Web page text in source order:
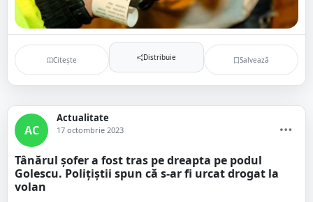
Citește Distribuie Salvează
AC
Actualitate
17 octombrie 2023
Tânărul șofer a fost tras pe dreapta pe podul
Golescu. Polițiștii spun că s-ar fi urcat drogat la
volan